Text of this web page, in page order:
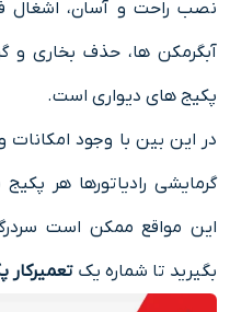
نصب راحت و آسان، اشغال
آبگرمکن ها، حذف بخاری و
پکیج های دیواری است.
در این بین با وجود
گرمایشی رادیاتورها هر
این مواقع ممکن است
بگیرید تا شماره یک تعمیرکار